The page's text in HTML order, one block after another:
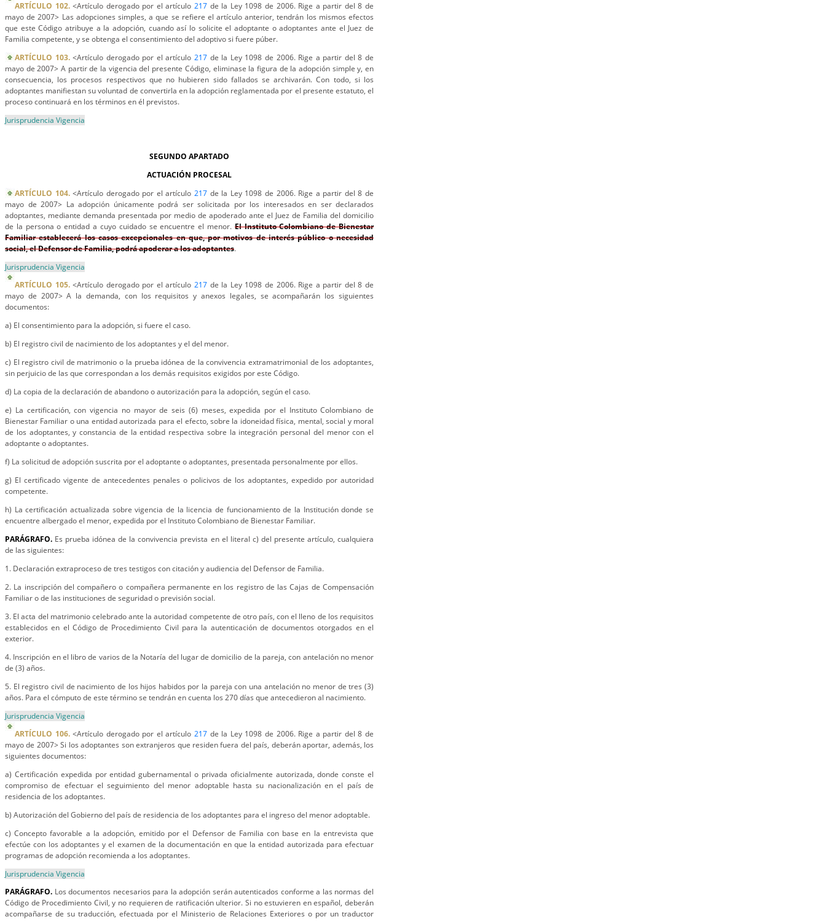
ARTÍCULO 102.<Artículo derogado por el artículo217 de la Ley 1098 de 2006. Rige a partir del 8 de
mayo de 2007> Las adopciones simples, a que se refiere el artículo anterior, tendrán los mismos efectos
que este Código atribuye a la adopción, cuando así lo solicite el adoptante o adoptantes ante el Juez de
Familia competente, y se obtenga el consentimiento del adoptivo si fuere púber.
ARTÍCULO 103.<Artículo derogado por el artículo217 de la Ley 1098 de 2006. Rige a partir del 8 de
mayo de 2007> A partir de la vigencia del presente Código, eliminase la figura de la adopción simple y, en
consecuencia, los procesos respectivos que no hubieren sido fallados se archivarán. Con todo, si los
adoptantes manifiestan su voluntad de convertirla en la adopción reglamentada por el presente estatuto, el
proceso continuará en los términos en él previstos.
Jurisprudencia Vigencia
SEGUNDO APARTADO
ACTUACIÓN PROCESAL
ARTÍCULO 104.<Artículo derogado por el artículo217 de la Ley 1098 de 2006. Rige a partir del 8 de
mayo de 2007> La adopción únicamente podrá ser solicitada por los interesados en ser declarados
adoptantes, mediante demanda presentada por medio de apoderado ante el Juez de Familia del domicilio
de la persona o entidad a cuyo cuidado se encuentre el menor.El Instituto Colombiano de Bienestar
Familiar establecerá los casos excepcionales en que, por motivos de interés público o necesidad
social, el Defensor de Familia, podrá apoderar a los adoptantes.
Jurisprudencia Vigencia
ARTÍCULO 105.<Artículo derogado por el artículo217 de la Ley 1098 de 2006. Rige a partir del 8 de
mayo de 2007> A la demanda, con los requisitos y anexos legales, se acompañarán los siguientes
documentos:
a) El consentimiento para la adopción, si fuere el caso.
b) El registro civil de nacimiento de los adoptantes y el del menor.
c) El registro civil de matrimonio o la prueba idónea de la convivencia extramatrimonial de los adoptantes,
sin perjuicio de las que correspondan a los demás requisitos exigidos por este Código.
d) La copia de la declaración de abandono o autorización para la adopción, según el caso.
e) La certificación, con vigencia no mayor de seis (6) meses, expedida por el Instituto Colombiano de
Bienestar Familiar o una entidad autorizada para el efecto, sobre la idoneidad física, mental, social y moral
de los adoptantes, y constancia de la entidad respectiva sobre la integración personal del menor con el
adoptante o adoptantes.
f) La solicitud de adopción suscrita por el adoptante o adoptantes, presentada personalmente por ellos.
g) El certificado vigente de antecedentes penales o policivos de los adoptantes, expedido por autoridad
competente.
h) La certificación actualizada sobre vigencia de la licencia de funcionamiento de la Institución donde se
encuentre albergado el menor, expedida por el Instituto Colombiano de Bienestar Familiar.
PARÁGRAFO. Es prueba idónea de la convivencia prevista en el literal c) del presente artículo, cualquiera
de las siguientes:
1. Declaración extraproceso de tres testigos con citación y audiencia del Defensor de Familia.
2. La inscripción del compañero o compañera permanente en los registro de las Cajas de Compensación
Familiar o de las instituciones de seguridad o previsión social.
3. El acta del matrimonio celebrado ante la autoridad competente de otro país, con el lleno de los requisitos
establecidos en el Código de Procedimiento Civil para la autenticación de documentos otorgados en el
exterior.
4. Inscripción en el libro de varios de la Notaría del lugar de domicilio de la pareja, con antelación no menor
de (3) años.
5. El registro civil de nacimiento de los hijos habidos por la pareja con una antelación no menor de tres (3)
años. Para el cómputo de este término se tendrán en cuenta los 270 días que antecedieron al nacimiento.
Jurisprudencia Vigencia
ARTÍCULO 106.<Artículo derogado por el artículo217 de la Ley 1098 de 2006. Rige a partir del 8 de
mayo de 2007> Si los adoptantes son extranjeros que residen fuera del país, deberán aportar, además, los
siguientes documentos:
a) Certificación expedida por entidad gubernamental o privada oficialmente autorizada, donde conste el
compromiso de efectuar el seguimiento del menor adoptable hasta su nacionalización en el país de
residencia de los adoptantes.
b) Autorización del Gobierno del país de residencia de los adoptantes para el ingreso del menor adoptable.
c) Concepto favorable a la adopción, emitido por el Defensor de Familia con base en la entrevista que
efectúe con los adoptantes y el examen de la documentación en que la entidad autorizada para efectuar
programas de adopción recomienda a los adoptantes.
Jurisprudencia Vigencia
PARÁGRAFO. Los documentos necesarios para la adopción serán autenticados conforme a las normas del
Código de Procedimiento Civil, y no requieren de ratificación ulterior. Si no estuvieren en español, deberán
acompañarse de su traducción, efectuada por el Ministerio de Relaciones Exteriores o por un traductor